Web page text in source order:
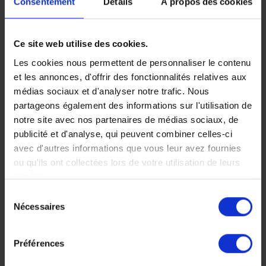
Ce site web utilise des cookies.
Les cookies nous permettent de personnaliser le contenu
et les annonces, d'offrir des fonctionnalités relatives aux
médias sociaux et d'analyser notre trafic. Nous
partageons également des informations sur l'utilisation de
notre site avec nos partenaires de médias sociaux, de
publicité et d'analyse, qui peuvent combiner celles-ci
avec d'autres informations que vous leur avez fournies
ou qu'ils ont collectées lors de votre utilisation de leurs
services.
Nécessaires
Préférences
et safari dans le
parc national de
Queen
Elizabeth
Des chimpanzés aux lions
montant dans les arbres
de la savane, un
condensé d'Afrique avec
en apothéose la
rencontre magique des
10 jours, à partir de 6
Voyage Ouganda